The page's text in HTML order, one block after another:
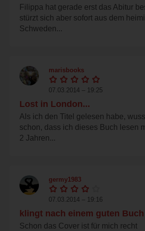
Filippa hat gerade erst das Abitur
stürzt sich aber sofort aus dem
Schweden...
marisbooks
07.03.2014 – 19:25
Lost in London...
Als ich den Titel gelesen habe,
schon, dass ich dieses Buch lesen
2 Jahren...
germy1983
07.03.2014 – 19:16
klingt nach einem guten Buch
Schon das Cover ist für mich recht